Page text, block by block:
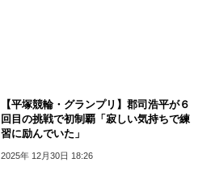
【平塚競輪・グランプリ】郡司浩平が６
回目の挑戦で初制覇「寂しい気持ちで練
習に励んでいた」
2025年 12月30日 18:26